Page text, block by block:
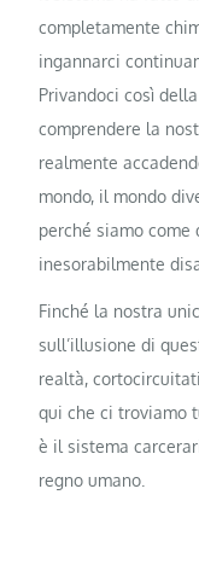
completamente
ingannarci
Privandoci così
comprendere la
realmente
mondo, il mondo
perché siamo
inesorabilmente
Finché la nostra
sull’illusione di
realtà,
qui che ci troviamo
è il sistema
regno umano.